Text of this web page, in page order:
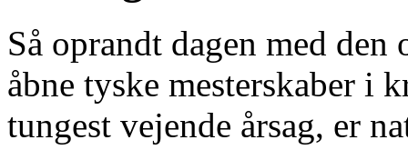
Så oprandt dagen med
åbne tyske mesterskaber i
tungest vejende årsag, er